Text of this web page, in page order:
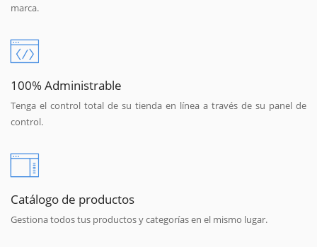
marca.
100% Administrable
Tenga el control total de su tienda en línea a través de su panel de
control.
Catálogo de productos
Gestiona todos tus productos y categorías en el mismo lugar.